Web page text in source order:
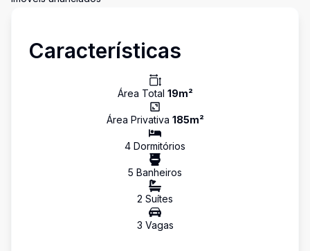
Características
Área Total 19m²
Área Privativa 185m²
4 Dormitórios
5 Banheiros
2 Suítes
3 Vagas